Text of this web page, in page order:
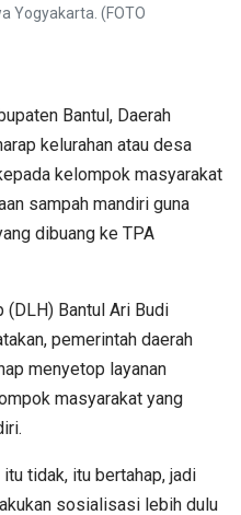
Yogyakarta. (FOTO
Bantul, Daerah
kelurahan atau desa
kelompok masyarakat
sampah mandiri guna
dibuang ke TPA
(DLH) Bantul Ari Budi
pemerintah daerah
menyetop layanan
masyarakat yang
tidak, itu bertahap, jadi
sosialisasi lebih dulu